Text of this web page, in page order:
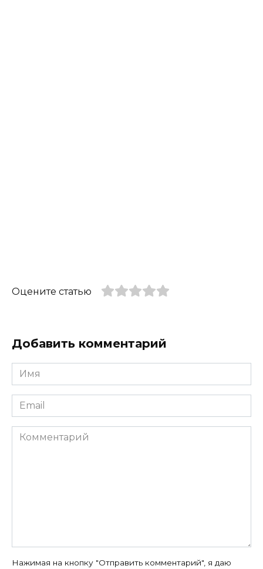
Оцените статью
Добавить комментарий
Имя
*
Email
*
Комментарий
Нажимая на кнопку "Отправить комментарий", я даю